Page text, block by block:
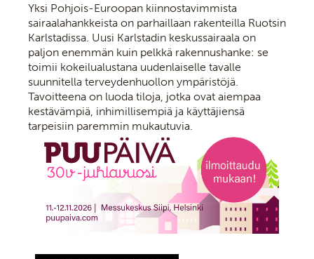
Yksi Pohjois-Euroopan kiinnostavimmista
sairaalahankkeista on parhaillaan rakenteilla Ruotsin
Karlstadissa. Uusi Karlstadin keskussairaala on
paljon enemmän kuin pelkkä rakennushanke: se
toimii kokeilualustana uudenlaiselle tavalle
suunnitella terveydenhuollon ympäristöjä.
Tavoitteena on luoda tiloja, jotka ovat aiempaa
kestävämpiä, inhimillisempiä ja käyttäjiensä
tarpeisiin paremmin mukautuvia.